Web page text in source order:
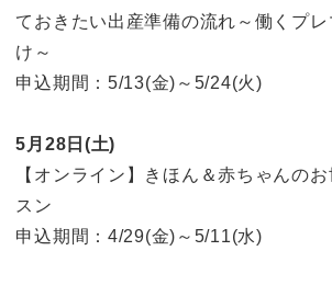
ておきたい出産準備の流れ～働くプ
け～
申込期間：5/13(金)～5/24(火)
5月28日(土)
【オンライン】きほん＆赤ちゃんの
スン
申込期間：4/29(金)～5/11(水)